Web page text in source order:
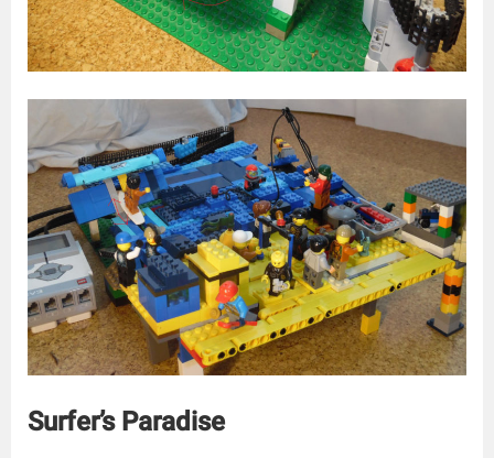
Surfer’s Paradise